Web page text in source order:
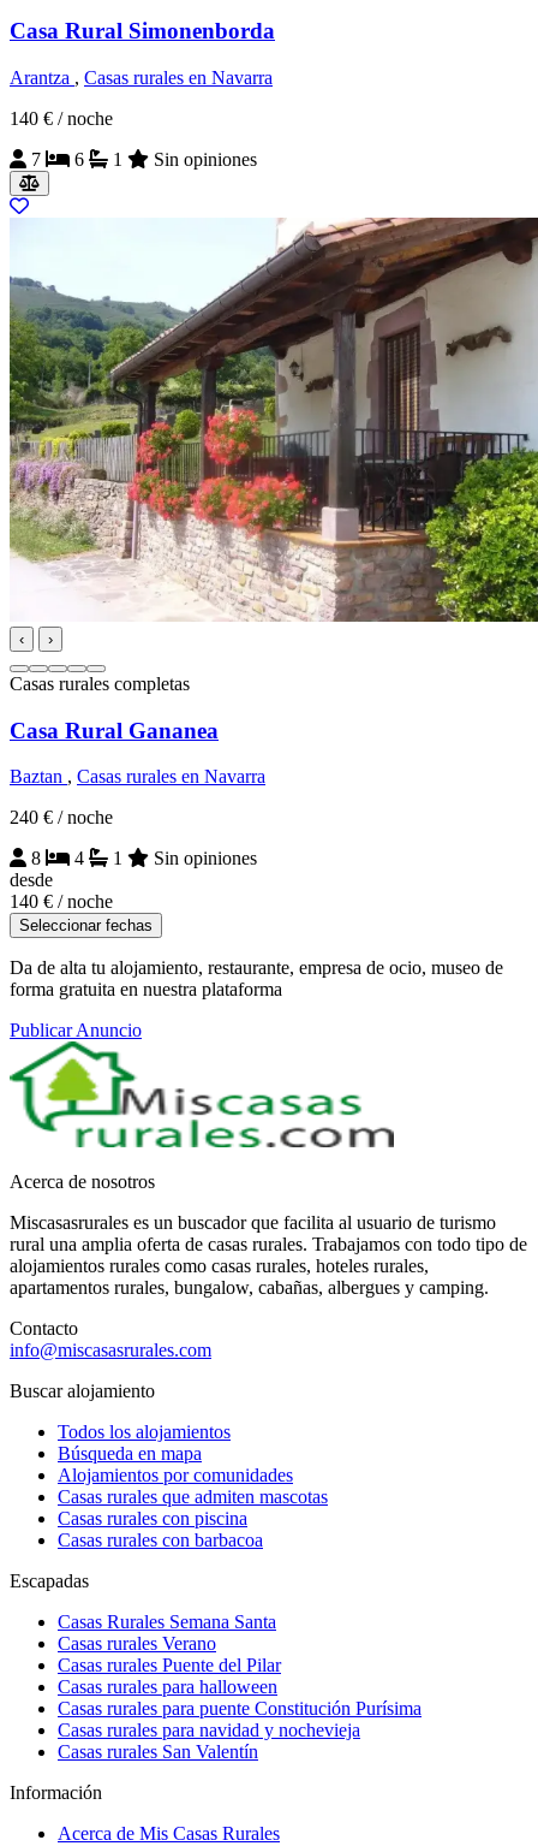
Casa Rural Simonenborda
Arantza , Casas rurales en Navarra
140 € / noche
7
6 1 Sin opiniones
‹ ›
Casas rurales completas
Casa Rural Gananea
Baztan , Casas rurales en Navarra
240 € / noche
8
4 1
Sin opiniones
desde
140 € / noche
Seleccionar fechas
Da de alta tu alojamiento, restaurante, empresa de ocio, museo de
forma gratuita en nuestra plataforma
Publicar Anuncio
Acerca de nosotros
Miscasasrurales es un buscador que facilita al usuario de turismo
rural una amplia oferta de casas rurales. Trabajamos con todo tipo de
alojamientos rurales como casas rurales, hoteles rurales,
apartamentos rurales, bungalow, cabañas, albergues y camping.
Contacto
info@miscasasrurales.com
Buscar alojamiento
Todos los alojamientos
Búsqueda en mapa
Alojamientos por comunidades
Casas rurales que admiten mascotas
Casas rurales con piscina
Casas rurales con barbacoa
Escapadas
Casas Rurales Semana Santa
Casas rurales Verano
Casas rurales Puente del Pilar
Casas rurales para halloween
Casas rurales para puente Constitución Purísima
Casas rurales para navidad y nochevieja
Casas rurales San Valentín
Información
Acerca de Mis Casas Rurales